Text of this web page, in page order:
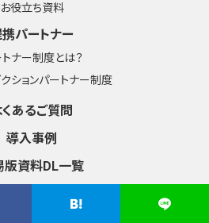
お役立ち資料
パートナー
ナー制度とは？
ションパートナー制度
くあるご質問
導入事例
版資料DL一覧